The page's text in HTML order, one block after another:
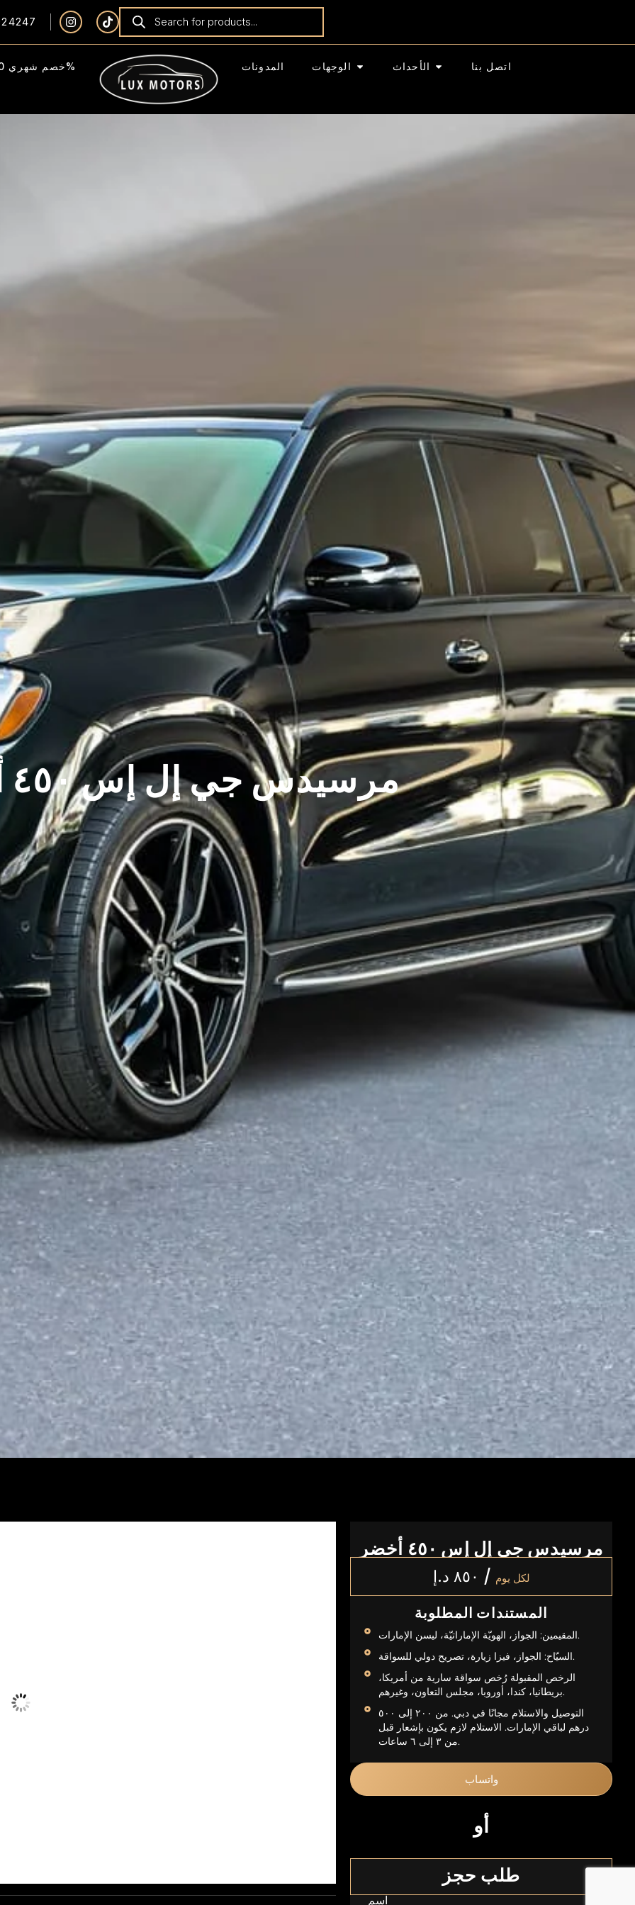
خصم شهري 40% المدونات الوجهات الأحداث اتصل بنا
مرسيدس جي إل إس ٤٥٠ أخضر
مرسيدس جي إل إس ٤٥٠ أخضر
٨٥٠ د.إ / لكل يوم
المستندات المطلوبة
المقيمين: الجواز، الهويّة الإماراتيّة، ليسن الإمارات.
السيّاح: الجواز، فيزا زيارة، تصريح دولي للسواقة.
الرخص المقبولة رُخص سواقة سارية من أمريكا،
بريطانيا، كندا، أوروبا، مجلس التعاون، وغيرهم.
التوصيل والاستلام مجانًا في دبي. من ٢٠٠ إلى ٥٠٠
درهم لباقي الإمارات. الاستلام لازم يكون بإشعار قبل
من ٣ إلى ٦ ساعات.
واتساب
أو
طلب حجز
اسم